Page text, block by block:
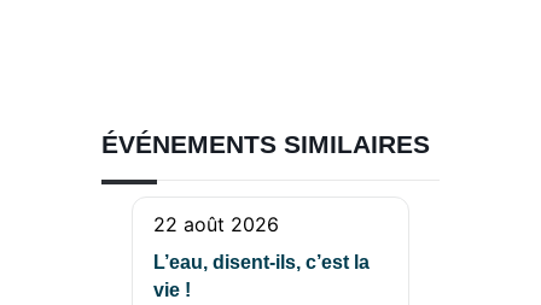
ÉVÉNEMENTS SIMILAIRES
22 août 2026
L’eau, disent-ils, c’est la
vie !